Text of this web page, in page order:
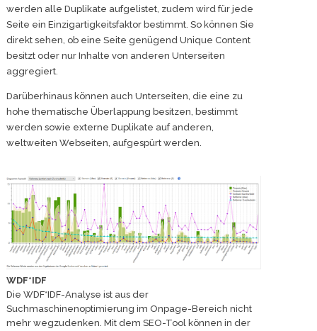
werden alle Duplikate aufgelistet, zudem wird für jede
Seite ein Einzigartigkeitsfaktor bestimmt. So können Sie
direkt sehen, ob eine Seite genügend Unique Content
besitzt oder nur Inhalte von anderen Unterseiten
aggregiert.
Darüberhinaus können auch Unterseiten, die eine zu
hohe thematische Überlappung besitzen, bestimmt
werden sowie externe Duplikate auf anderen,
weltweiten Webseiten, aufgespürt werden.
WDF*IDF
Die WDF*IDF-Analyse ist aus der
Suchmaschinenoptimierung im Onpage-Bereich nicht
mehr wegzudenken. Mit dem SEO-Tool können in der